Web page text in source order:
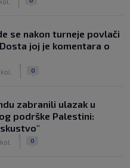
se nakon turneje povlači
joj je komentara o
0
zabranili ulazak u
podrške Palestini:
0